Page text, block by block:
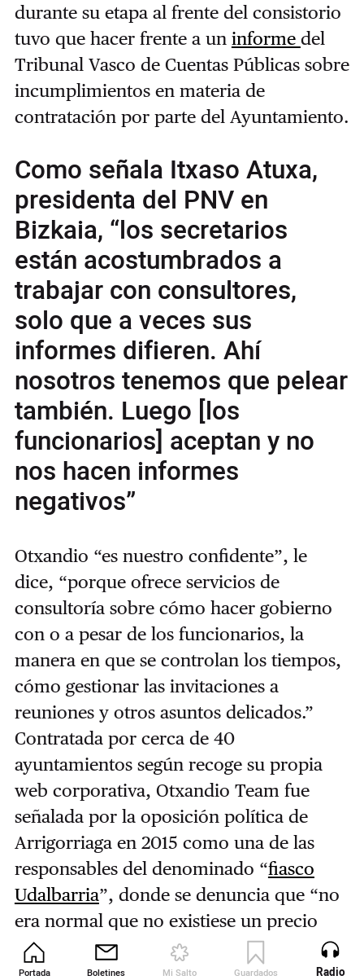
Portada Boletines Mi Salto Guardados Revista
durante su etapa al frente del consistorio
tuvo que hacer frente a un informe del
Tribunal Vasco de Cuentas Públicas sobre
incumplimientos en materia de
contratación por parte del Ayuntamiento.
Como señala Itxaso Atuxa,
presidenta del PNV en
Bizkaia, “los secretarios
están acostumbrados a
trabajar con consultores,
solo que a veces sus
informes difieren. Ahí
nosotros tenemos que pelear
también. Luego [los
funcionarios] aceptan y no
nos hacen informes
negativos”
Otxandio “es nuestro confidente”, le
dice, “porque ofrece servicios de
consultoría sobre cómo hacer gobierno
con o a pesar de los funcionarios, la
manera en que se controlan los tiempos,
cómo gestionar las invitaciones a
reuniones y otros asuntos delicados.”
Contratada por cerca de 40
ayuntamientos según recoge su propia
web corporativa, Otxandio Team fue
señalada por la oposición política de
Arrigorriaga en 2015 como una de las
responsables del denominado “fiasco
Udalbarria”, donde se denuncia que “no
era normal que no existiese un precio
fijado en el pliego, que se adjudicase por
la mitad de lo que se había valorado laRadio